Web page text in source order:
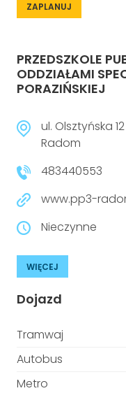
ZAPLANUJ
PRZEDSZKOLE
ODDZIAŁAMI
PORAZIŃSKIEJ
ul. Olsztyńska 12
Radom
483440553
www.pp3-
Nieczynne
WIĘCEJ
Dojazd
Tramwaj
Autobus
Metro